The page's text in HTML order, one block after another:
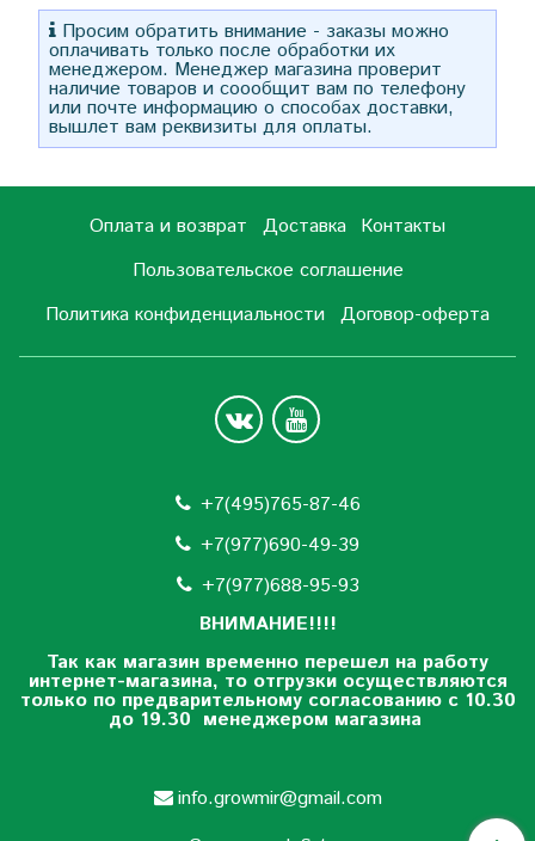
Просим обратить внимание - заказы можно
оплачивать только после обработки их
менеджером. Менеджер магазина проверит
наличие товаров и соообщит вам по телефону
или почте информацию о способах доставки,
вышлет вам реквизиты для оплаты.
Оплата и возврат Доставка Контакты
Пользовательское соглашение
Политика конфиденциальности Договор-оферта
+7(495)765-87-46
+7(977)690-49-39
+7(977)688-95-93
ВНИМАНИЕ!!!!
Так как магазин временно перешел на работу
интернет-магазина, то отгрузки осуществляются
только по предварительному согласованию с 10.30
до 19.30 менеджером магазина
info.growmir@gmail.com